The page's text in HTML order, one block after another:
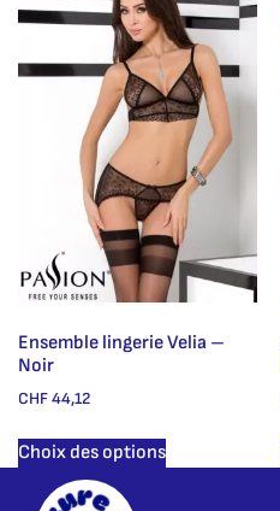
Ensemble lingerie Velia –
Noir
CHF44,12
Choix des options